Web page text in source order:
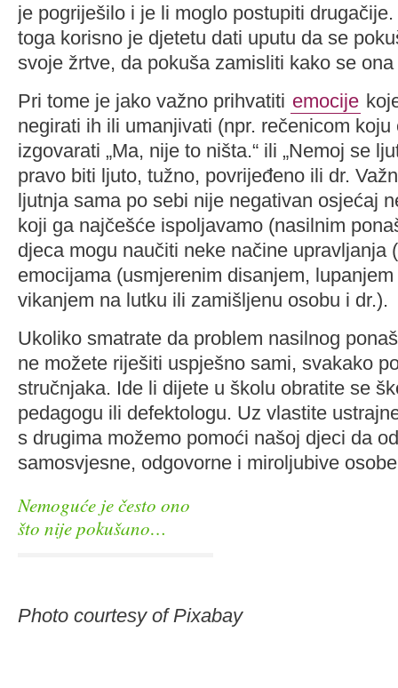
je pogriješilo i je li moglo postupiti
toga korisno je djetetu dati uputu da se
svoje žrtve, da pokuša zamisliti kako se
Pri tome je jako važno prihvatiti emocije
negirati ih ili umanjivati (npr. rečenicom koju
izgovarati „Ma, nije to ništa.“ ili „Nemoj se
pravo biti ljuto, tužno, povrijeđeno ili dr.
ljutnja sama po sebi nije negativan osjećaj
koji ga najčešće ispoljavamo (nasilnim
djeca mogu naučiti neke načine upravljanja
emocijama (usmjerenim disanjem,
vikanjem na lutku ili zamišljenu osobu i dr.).
Ukoliko smatrate da problem nasilnog
ne možete riješiti uspješno sami, svakako
stručnjaka. Ide li dijete u školu obratite se
pedagogu ili defektologu. Uz vlastite
s drugima možemo pomoći našoj djeci da
samosvjesne, odgovorne i miroljubive
Nemoguće je često ono
što nije pokušano…
Photo courtesy of Pixabay